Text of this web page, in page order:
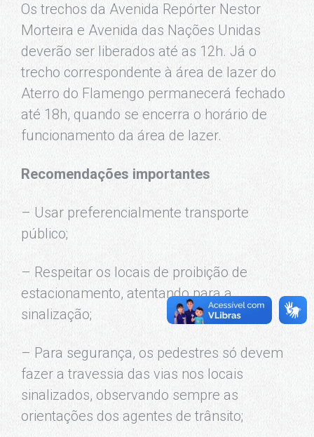
Os trechos da Avenida Repórter Nestor
Morteira e Avenida das Nações Unidas
deverão ser liberados até as 12h. Já o
trecho correspondente à área de lazer do
Aterro do Flamengo permanecerá fechado
até 18h, quando se encerra o horário de
funcionamento da área de lazer.
Recomendações importantes
– Usar preferencialmente transporte
público;
– Respeitar os locais de proibição de
estacionamento, atentando para a
sinalização;
– Para segurança, os pedestres só devem
fazer a travessia das vias nos locais
sinalizados, observando sempre as
orientações dos agentes de trânsito;